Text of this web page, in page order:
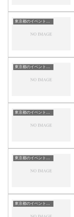
東京都のイベント会場一覧
東京都のイベント会場一覧
東京都のイベント会場一覧
東京都のイベント会場一覧
東京都のイベント会場一覧